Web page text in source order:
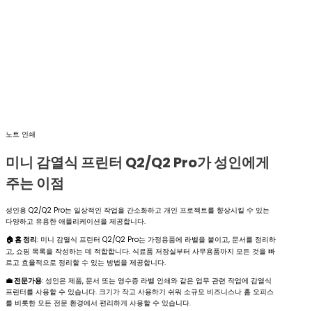
노트 인쇄
미니 감열식 프린터 Q2/Q2 Pro가 성인에게
주는 이점
성인용 Q2/Q2 Pro는 일상적인 작업을 간소화하고 개인 프로젝트를 향상시킬 수 있는
다양하고 유용한 애플리케이션을 제공합니다.
🏠 홈 정리: 미니 감열식 프린터 Q2/Q2 Pro는 가정용품에 라벨을 붙이고, 문서를 정리하
고, 쇼핑 목록을 작성하는 데 적합합니다. 식료품 저장실부터 사무용품까지 모든 것을 빠
르고 효율적으로 정리할 수 있는 방법을 제공합니다.
💼 전문가용: 성인은 제품, 문서 또는 영수증 라벨 인쇄와 같은 업무 관련 작업에 감열식
프린터를 사용할 수 있습니다. 크기가 작고 사용하기 쉬워 소규모 비즈니스나 홈 오피스
를 비롯한 모든 전문 환경에서 편리하게 사용할 수 있습니다.